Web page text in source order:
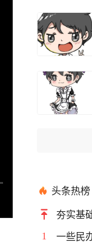
头条热榜
夯实基
1 一些民